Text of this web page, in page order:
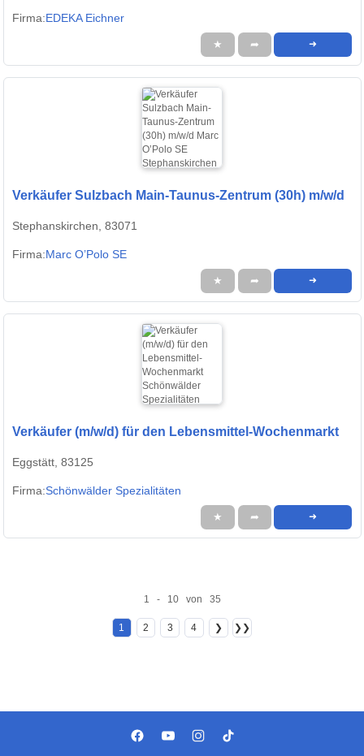
Firma:EDEKA Eichner
★ ➦ ➜
Verkäufer Sulzbach Main-Taunus-Zentrum (30h) m/w/d
Stephanskirchen, 83071
Firma:Marc O’Polo SE
★ ➦ ➜
Verkäufer (m/w/d) für den Lebensmittel-Wochenmarkt
Eggstätt, 83125
Firma:Schönwälder Spezialitäten
★ ➦ ➜
1 - 10 von 35
1 2 3 4 ❯ ❯❯